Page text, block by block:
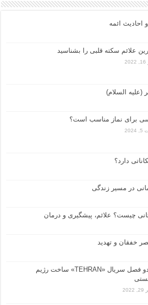
احادیث ائمه
علائم سکته قلبی را بشناسید
(علیه السلام)
برای نماز مناسب است؟
دارد؟
در مسیر زندگی
چیست؟ علائم، پیشگیری و درمان
خفقان و تهدید
تحلیل دو فصل سریال «TEHRAN» ساخت رژیم